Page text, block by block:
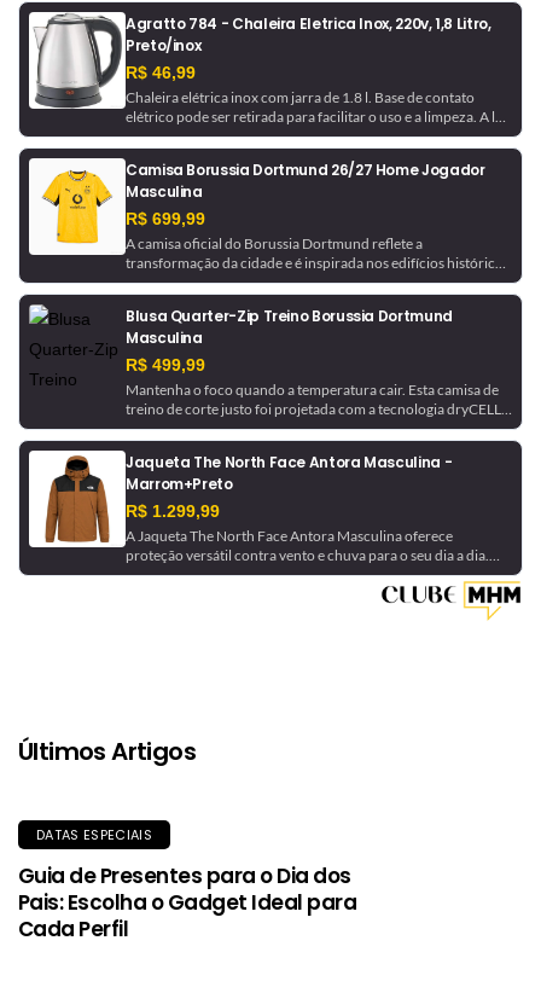
Agratto 784 - Chaleira Eletrica Inox, 220v, 1,8 Litro,
Preto/inox
R$ 46,99
Chaleira elétrica inox com jarra de 1.8 l. Base de contato
elétrico pode ser retirada para facilitar o uso e a limpeza. A luz
indicadora avisa quando a chaleira está em funcionamento e
Camisa Borussia Dortmund 26/27 Home Jogador
Masculina
R$ 699,99
A camisa oficial do Borussia Dortmund reflete a
transformação da cidade e é inspirada nos edifícios históricos
que ajudaram a moldá-la. Com tecnologia de gerenciamento
usado pela equipe.
Blusa Quarter-Zip Treino Borussia Dortmund
Masculina
R$ 499,99
Mantenha o foco quando a temperatura cair. Esta camisa de
treino de corte justo foi projetada com a tecnologia dryCELL,
que absorve a umidade para ajudar a manter você seco. Ela é
toque de inspiração futebolística.
Jaqueta The North Face Antora Masculina -
Marrom+Preto
R$ 1.299,99
A Jaqueta The North Face Antora Masculina oferece
proteção versátil contra vento e chuva para o seu dia a dia.
Feita com a tecnologia DryVent™ 2.5L em nylon reciclado, ela
é impermeável, respirável e dobrável, podendo ser guardada
no próprio bolso. Uma peça essencial para se manter seco
Últimos Artigos
DATAS ESPECIAIS
Guia de Presentes para o Dia dos
Pais: Escolha o Gadget Ideal para
Cada Perfil